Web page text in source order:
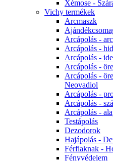
Xémose -
Vichy termékek
Arcmaszk
Arcápolás -
Arcápolás -
Arcápolás -
Arcápolás -
Arcápolás -
Neovadiol
Arcápolás -
Arcápolás -
Arcápolás -
Testápolás
Dezodorok
Hajápolás -
Férfiaknak -
Fényvédelem